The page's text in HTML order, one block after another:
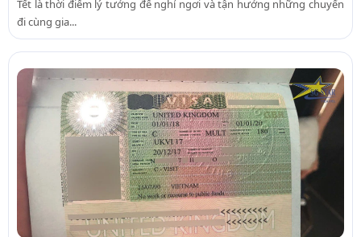
Tết là thời điểm lý tưởng để nghỉ ngơi và tận hưởng những chuyến
đi cùng gia...